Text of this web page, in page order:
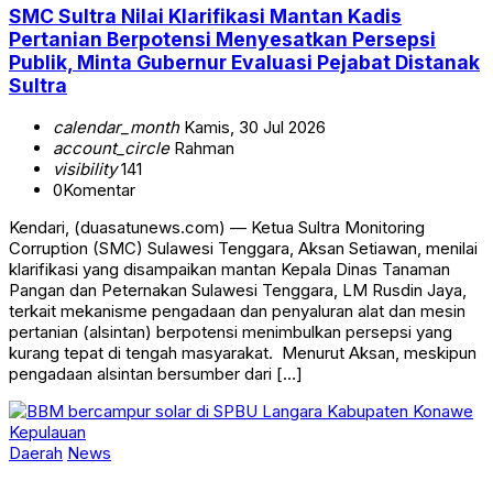
SMC Sultra Nilai Klarifikasi Mantan Kadis
Pertanian Berpotensi Menyesatkan Persepsi
Publik, Minta Gubernur Evaluasi Pejabat Distanak
Sultra
calendar_monthKamis, 30 Jul 2026
account_circleRahman
visibility141
0Komentar
‎‎Kendari, (duasatunews.com) — Ketua Sultra Monitoring
Corruption (SMC) Sulawesi Tenggara, Aksan Setiawan, menilai
klarifikasi yang disampaikan mantan Kepala Dinas Tanaman
Pangan dan Peternakan Sulawesi Tenggara, LM Rusdin Jaya,
terkait mekanisme pengadaan dan penyaluran alat dan mesin
pertanian (alsintan) berpotensi menimbulkan persepsi yang
kurang tepat di tengah masyarakat. ‎ ‎Menurut Aksan, meskipun
pengadaan alsintan bersumber dari […]
Daerah News